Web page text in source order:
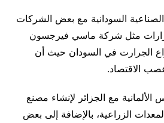
السودانية مع بعض الشركات
مثل شركة ماسي فيرجسون
الجرارت في السودان حيث أن
الاقتصاد.
مع الجزائر لإنشاء مصنع
الزراعية، بالإضافة إلى بعض